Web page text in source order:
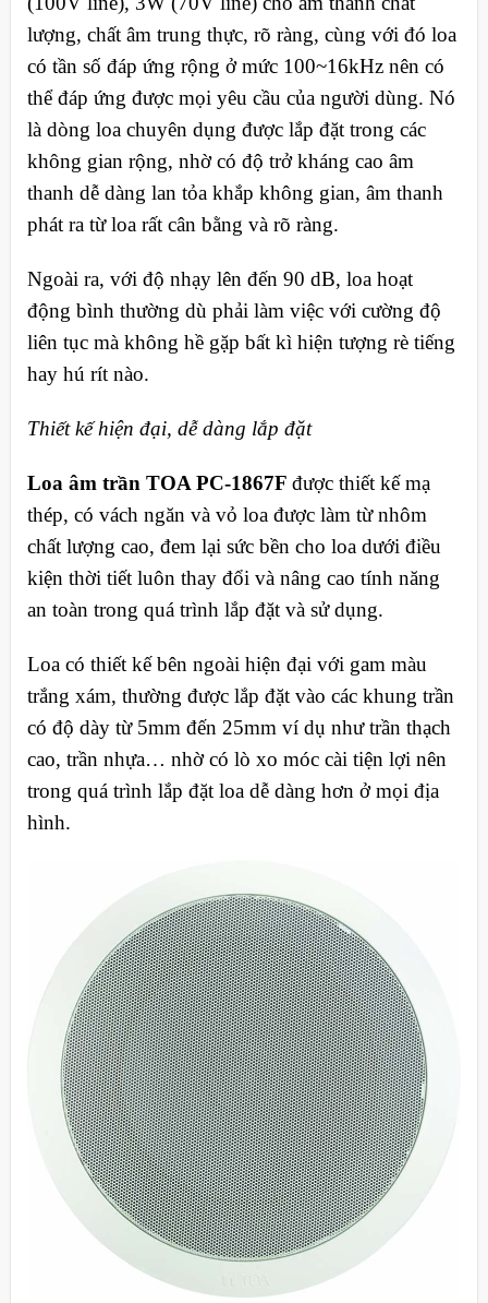
lượng, chất âm trung thực, rõ ràng, cùng với đó loa
có tần số đáp ứng rộng ở mức 100~16kHz nên có
thể đáp ứng được mọi yêu cầu của người dùng. Nó
là dòng loa chuyên dụng được lắp đặt trong các
không gian rộng, nhờ có độ trở kháng cao âm
thanh dễ dàng lan tỏa khắp không gian, âm thanh
phát ra từ loa rất cân bằng và rõ ràng.
Ngoài ra, với độ nhạy lên đến 90 dB, loa hoạt
động bình thường dù phải làm việc với cường độ
liên tục mà không hề gặp bất kì hiện tượng rè tiếng
hay hú rít nào.
Thiết kế hiện đại, dễ dàng lắp đặt
Loa âm trần TOA PC-1867F được thiết kế mạ
thép, có vách ngăn và vỏ loa được làm từ nhôm
chất lượng cao, đem lại sức bền cho loa dưới điều
kiện thời tiết luôn thay đổi và nâng cao tính năng
an toàn trong quá trình lắp đặt và sử dụng.
Loa có thiết kế bên ngoài hiện đại với gam màu
trắng xám, thường được lắp đặt vào các khung trần
có độ dày từ 5mm đến 25mm ví dụ như trần thạch
cao, trần nhựa… nhờ có lò xo móc cài tiện lợi nên
trong quá trình lắp đặt loa dễ dàng hơn ở mọi địa
hình.